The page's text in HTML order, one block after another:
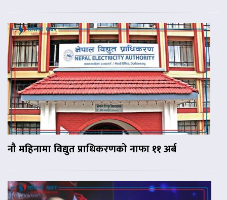
नौ महिनामा विद्युत प्राधिकरणको नाफा ११ अर्ब